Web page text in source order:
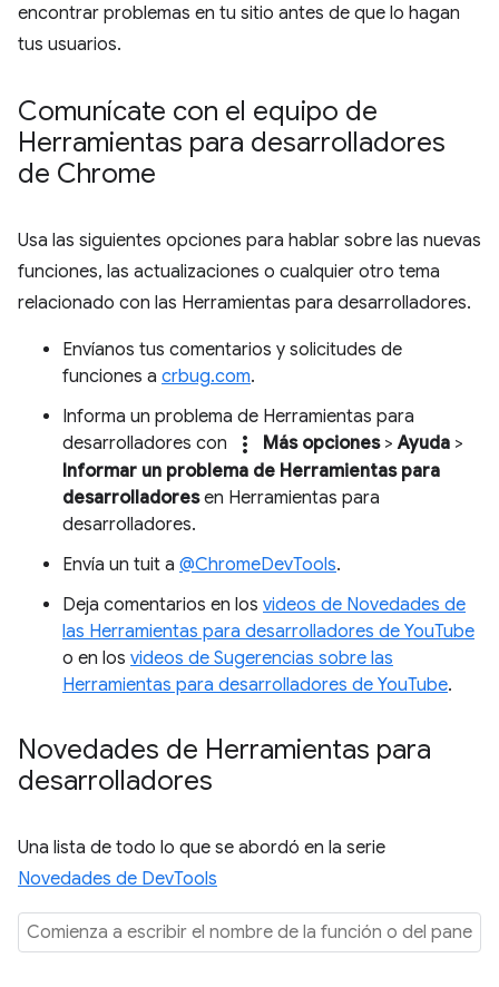
encontrar problemas en tu sitio antes de que lo hagan
tus usuarios.
Comunícate con el equipo de
Herramientas para desarrolladores
de Chrome
Usa las siguientes opciones para hablar sobre las nuevas
funciones, las actualizaciones o cualquier otro tema
relacionado con las Herramientas para desarrolladores.
Envíanos tus comentarios y solicitudes de
funciones a crbug.com.
Informa un problema de Herramientas para
desarrolladores con
more_vert Más opciones>Ayuda >
Informar un problema de Herramientas para
desarrolladoresen Herramientas para
desarrolladores.
Envía un tuit a @ChromeDevTools.
Deja comentarios en los videos de Novedades de
las Herramientas para desarrolladores de YouTube
o en los videos de Sugerencias sobre las
Herramientas para desarrolladores de YouTube.
Novedades de Herramientas para
desarrolladores
Una lista de todo lo que se abordó en la serie
Novedades de DevTools